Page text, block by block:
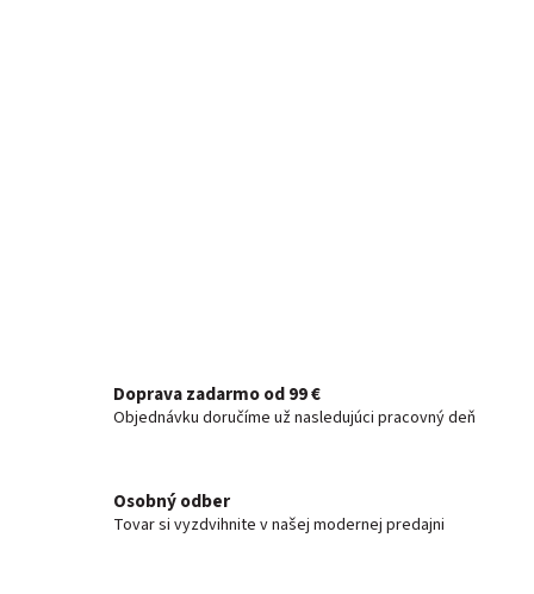
Doprava zadarmo od 99 €
Objednávku doručíme už nasledujúci pracovný deň
Osobný odber
Tovar si vyzdvihnite v našej modernej predajni